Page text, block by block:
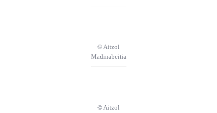
© Aitzol
Madinabeitia
© Aitzol